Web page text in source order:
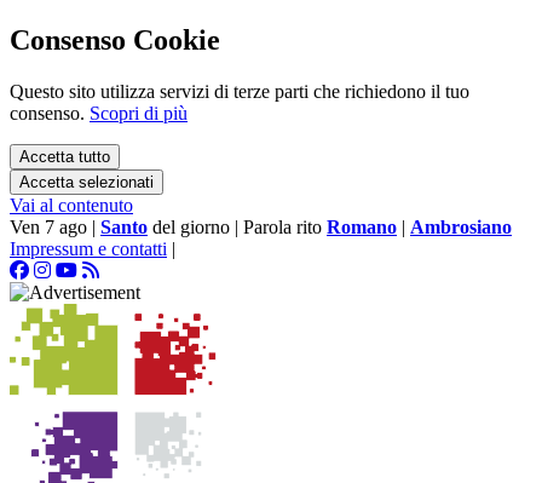
Consenso Cookie
Questo sito utilizza servizi di terze parti che richiedono il tuo
consenso. Scopri di più
Accetta tutto
Accetta selezionati
Vai al contenuto
Ven 7 ago | Santo del giorno | Parola rito Romano | Ambrosiano
Impressum e contatti |